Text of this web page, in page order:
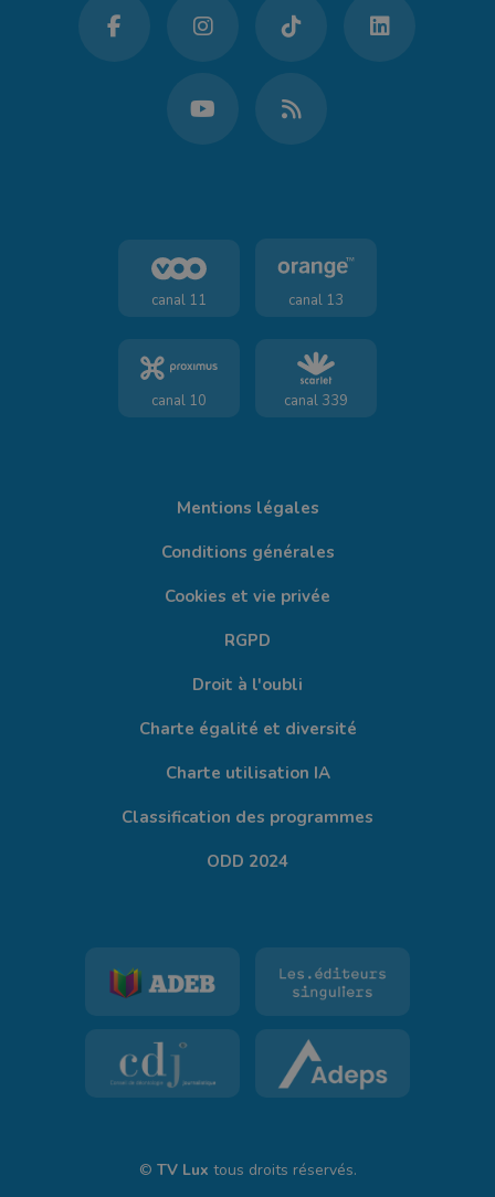
canal 11 canal 13
canal 10 canal 339
Mentions légales
Conditions générales
Cookies et vie privée
RGPD
Droit à l'oubli
Charte égalité et diversité
Charte utilisation IA
Classification des programmes
ODD 2024
© TV Lux tous droits réservés.